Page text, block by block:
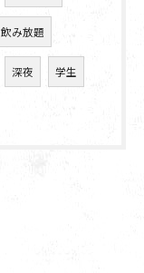
飲み放題
深夜 学生